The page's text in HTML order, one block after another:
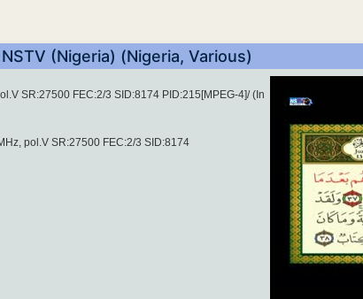
NSTV (Nigeria) (Nigeria, Various)
SR:27500 FEC:2/3 SID:8174 PID:215[MPEG-4]/ (In
pol.V SR:27500 FEC:2/3 SID:8174